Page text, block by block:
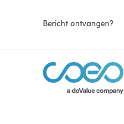
Bericht ontvangen?